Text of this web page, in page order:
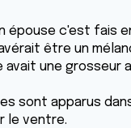
épouse c'est fais
être un
avait une grosseur
sont apparus
le ventre.